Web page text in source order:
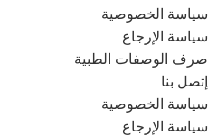
سياسة الخصوصية
سياسة الإرجاع
صرف الوصفات الطبية
إتصل بنا
سياسة الخصوصية
سياسة الإرجاع